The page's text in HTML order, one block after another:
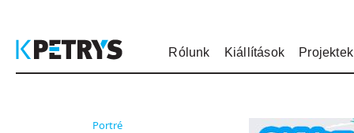
Rólunk Kiállítások Projektek
Portré